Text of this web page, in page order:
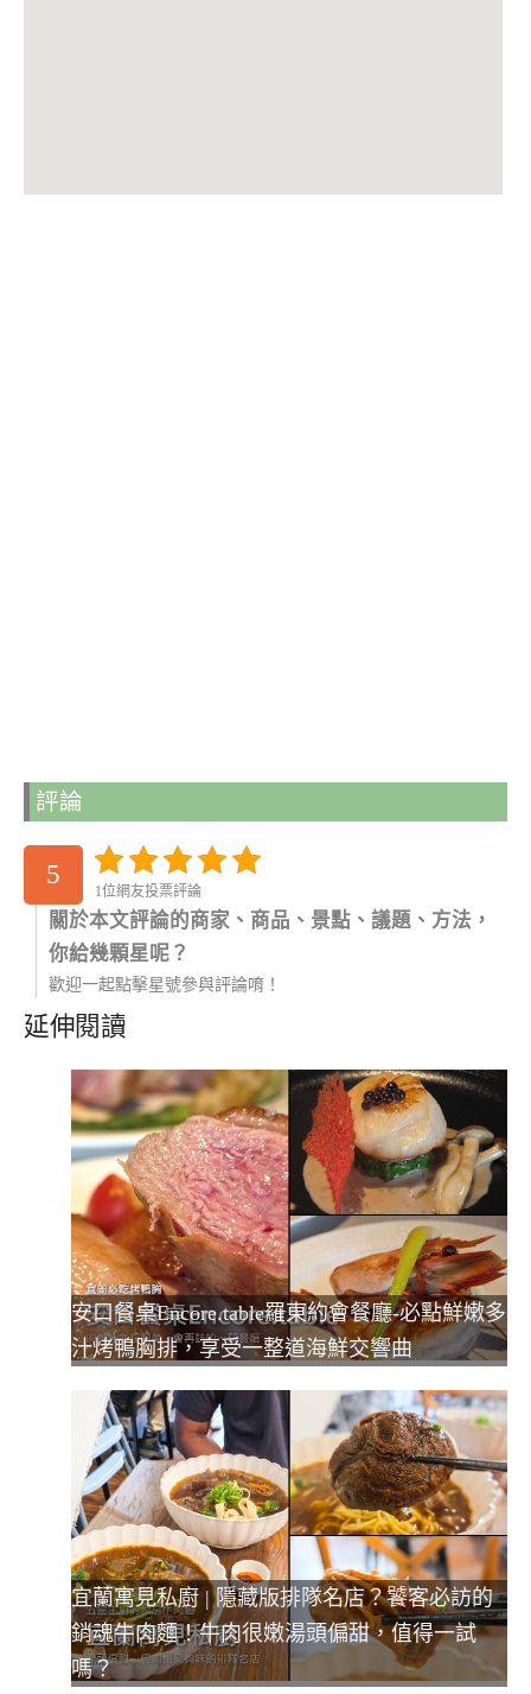
評論
5
1位網友投票評論
關於本文評論的商家、商品、景點、議題、方法，
你給幾顆星呢？
歡迎一起點擊星號參與評論唷！
延伸閱讀
安口餐桌Encore.table羅東約會餐廳-必點鮮嫩多
汁烤鴨胸排，享受一整道海鮮交響曲
宜蘭寓見私廚 | 隱藏版排隊名店？饕客必訪的
銷魂牛肉麵！牛肉很嫩湯頭偏甜，值得一試
嗎？